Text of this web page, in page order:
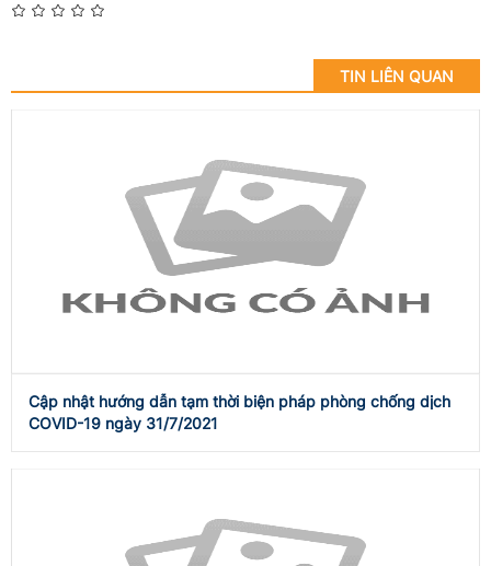
TIN LIÊN QUAN
Cập nhật hướng dẫn tạm thời biện pháp phòng chống dịch
COVID-19 ngày 31/7/2021